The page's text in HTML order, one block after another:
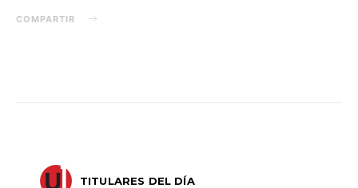
COMPARTIR
TITULARES DEL DÍA